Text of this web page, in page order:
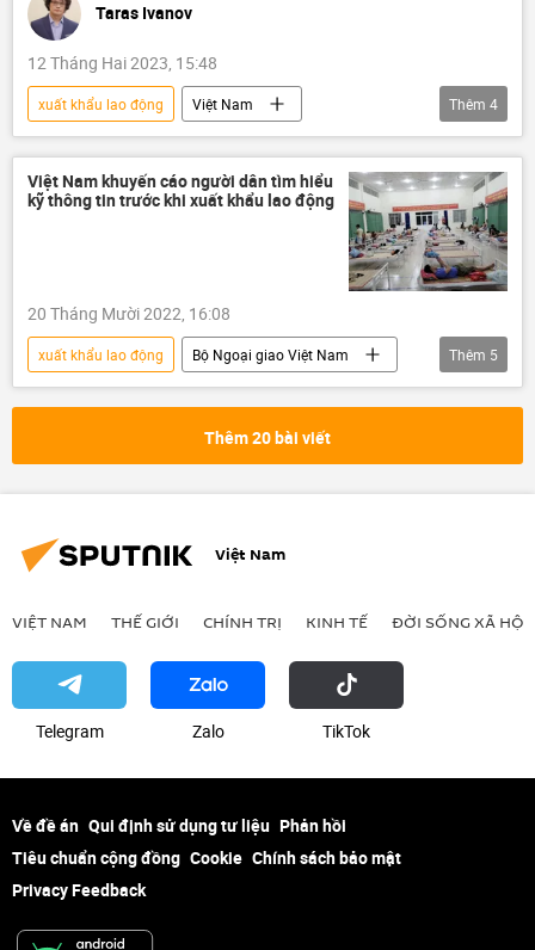
Taras Ivanov
12 Tháng Hai 2023, 15:48
xuất khẩu lao động
Việt Nam
Trung Đông
Ả Rập Saudi
Quan điểm-Ý kiến
Tác giả
Thêm 4
Việt Nam khuyến cáo người dân tìm hiểu
kỹ thông tin trước khi xuất khẩu lao động
20 Tháng Mười 2022, 16:08
xuất khẩu lao động
Bộ Ngoại giao Việt Nam
thông tin
Việt Nam
châu Phi
Thêm 5
Thêm 20 bài viết
Việt Nam
VIỆT NAM THẾ GIỚI CHÍNH TRỊ KINH TẾ ĐỜI SỐNG XÃ HỘI
Telegram Zalo ТikТоk
Về đề án Qui định sử dụng tư liệu Phản hồi
Tiêu chuẩn cộng đồng Cookie Chính sách bảo mật
Privacy Feedback